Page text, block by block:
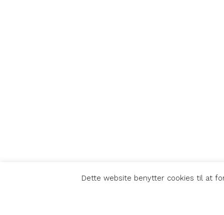
Dette website benytter cookies til at